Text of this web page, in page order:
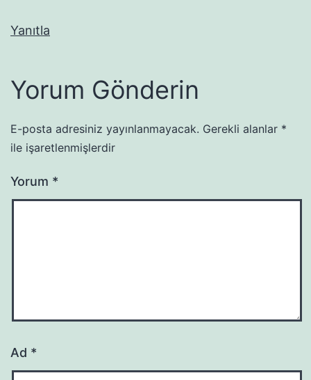
Yanıtla
Yorum Gönderin
E-posta adresiniz yayınlanmayacak. Gerekli alanlar *
ile işaretlenmişlerdir
Yorum *
Ad *